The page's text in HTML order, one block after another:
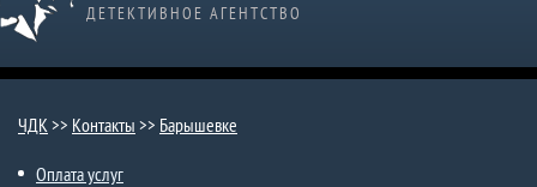
ДЕТЕКТИВНОЕ АГЕНТСТВО
ЧДК>> Контакты >> Барышевке
Оплата услуг